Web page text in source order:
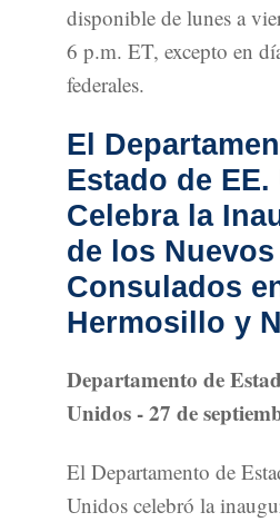
disponible de lunes a
6 p.m. ET, excepto en
federales.
El
Estado de EE.
Celebra la
de los Nuevos
Consulados
Hermosillo y
Departamento de
Unidos - 27 de
El Departamento de
Unidos celebró la